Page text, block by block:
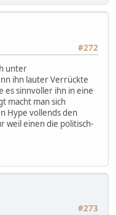
#272
unter
ihn lauter Verrückte
es sinnvoller ihn in eine
macht man sich
Hype vollends den
weil einen die politisch-
#273